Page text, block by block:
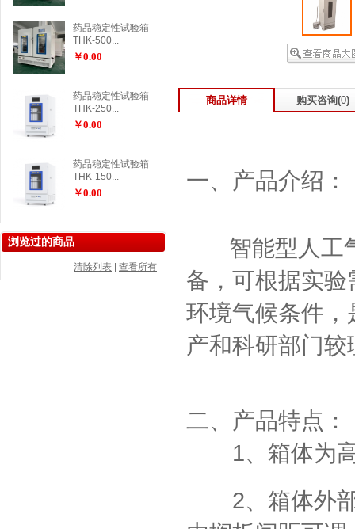
商品详情 购买咨询(0)
一、产品介绍：
智能型人工
备，可根据实
环境气候条件
产和科研部门
二、产品特点：
1、箱体为
2、箱体外
药品稳定性试验箱
THK-500...
￥0.00
药品稳定性试验箱
THK-250...
￥0.00
药品稳定性试验箱
THK-150...
￥0.00
浏览过的商品
清除列表 查看所有